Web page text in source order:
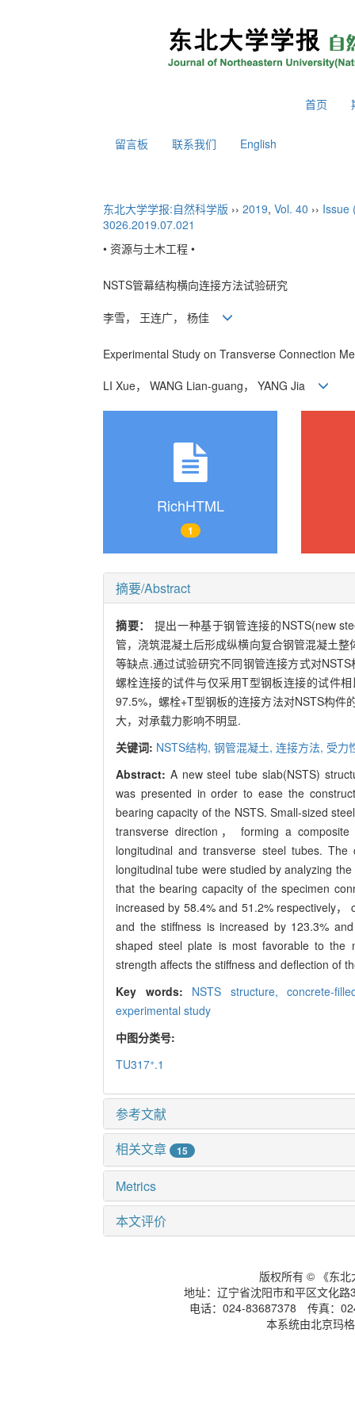
首页
留言板 联系我们 English
东北大学学报:自然科学版 ›› 2019, Vol. 40 ›› Issue
3026.2019.07.021
• 资源与土木工程 •
NSTS管幕结构横向连接方法试验研究
李雪， 王连广， 杨佳
Experimental Study on Transverse Connection
LI Xue， WANG Lian-guang， YANG Jia
RichHTML
1
摘要/Abstract
摘要： 提出一种基于钢管连接的NSTS(new
管，浇筑混凝土后形成纵横向复合钢管混凝土
等缺点.通过试验研究不同钢管连接方式对
螺栓连接的试件与仅采用T型钢板连接的试件
97.5%，螺栓+T型钢板的连接方法对NSTS构件
大，对承载力影响不明显.
关键词: NSTS结构, 钢管混凝土, 连接方法, 受力
Abstract: A new steel tube slab(NSTS)
was presented in order to ease the
bearing capacity of the NSTS. Small-sized
transverse direction， forming a
longitudinal and transverse steel tubes.
longitudinal tube were studied by analyzing
that the bearing capacity of the specimen
increased by 58.4% and 51.2% respectively
and the stiffness is increased by 123.3%
shaped steel plate is most favorable to the
strength affects the stiffness and deflection of
Key words: NSTS structure,concrete-
experimental study
中图分类号:
TU317+.1
参考文献
相关文章
15
Metrics
本文评价
版权所有 © 《东北
地址：辽宁省沈阳市和平区文化
电话：024-83687378 传真：
本系统由北京玛